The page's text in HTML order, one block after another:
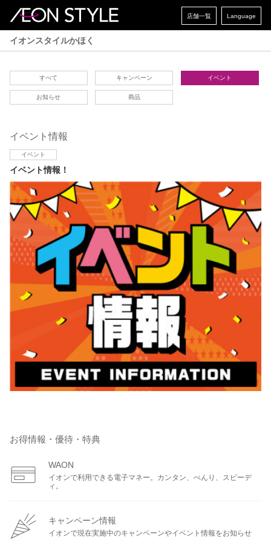
店舗一覧 Language
イオンスタイルかほく
すべて キャンペーン イベント
お知らせ 商品
イベント情報
イベント
イベント情報！
お得情報・優待・特典
WAON
イオンで利用できる電子マネー。カンタン、べんり、スピーデ
ィ。
キャンペーン情報
イオンで現在実施中のキャンペーンやイベント情報をお知らせ